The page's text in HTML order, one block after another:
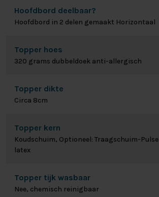
Hoofdbord deelbaar?
Hoofdbord in 2 delen gemaakt Horizontaal
Topper hoes
320 grams dubbeldoek anti-allergisch
Topper dikte
Circa 8cm
Topper kern
Koudschuim, Optioneel: Traagschuim-
latex
Topper tijk wasbaar
Nee, chemisch reinigbaar